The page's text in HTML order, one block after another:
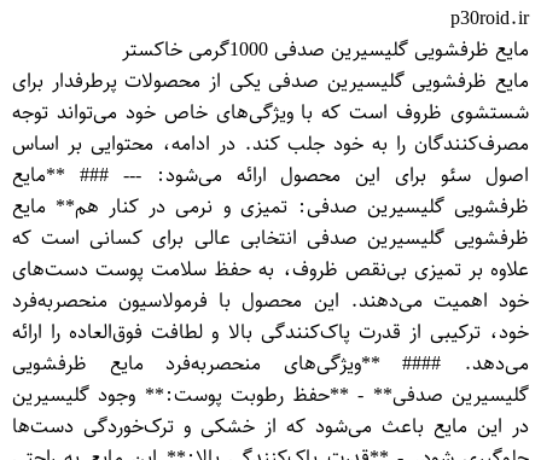
p30roid.ir
مایع ظرفشویی گلیسیرین صدفی 1000گرمی خاکستر
مایع ظرفشویی گلیسیرین صدفی یکی از محصولات پرطرفدار برای
شستشوی ظروف است که با ویژگی‌های خاص خود می‌تواند توجه
مصرف‌کنندگان را به خود جلب کند. در ادامه، محتوایی بر اساس
اصول سئو برای این محصول ارائه می‌شود: --- ### **مایع
ظرفشویی گلیسیرین صدفی: تمیزی و نرمی در کنار هم** مایع
ظرفشویی گلیسیرین صدفی انتخابی عالی برای کسانی است که
علاوه بر تمیزی بی‌نقص ظروف، به حفظ سلامت پوست دست‌های
خود اهمیت می‌دهند. این محصول با فرمولاسیون منحصر‌به‌فرد
خود، ترکیبی از قدرت پاک‌کنندگی بالا و لطافت فوق‌العاده را ارائه
می‌دهد. #### **ویژگی‌های منحصر‌به‌فرد مایع ظرفشویی
گلیسیرین صدفی** - **حفظ رطوبت پوست:** وجود گلیسیرین
در این مایع باعث می‌شود که از خشکی و ترک‌خوردگی دست‌ها